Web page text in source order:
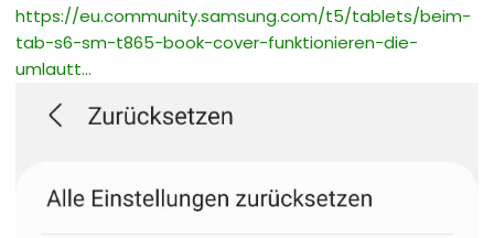
https://eu.community.samsung.com/t5/tablets/beim-
tab-s6-sm-t865-book-cover-funktionieren-die-
umlautt...